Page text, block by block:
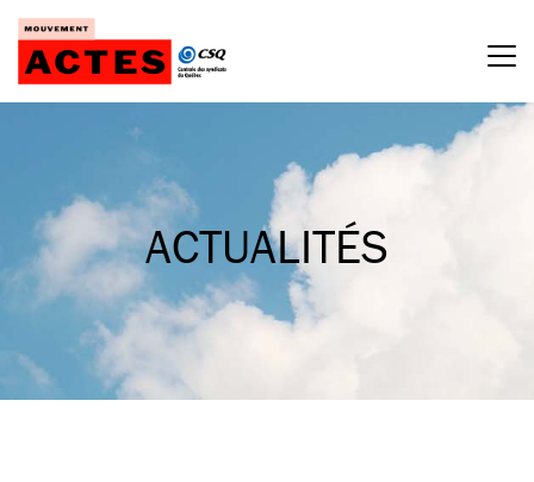
Passer
contenu
ACTUALITÉS